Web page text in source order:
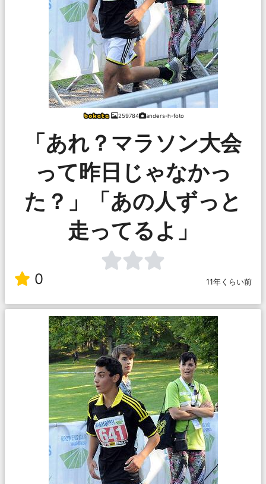
259784 anders-h-foto
「あれ？マラソン大会
って昨日じゃなかっ
た？」「あの人ずっと
走ってるよ」
0 11年くらい前